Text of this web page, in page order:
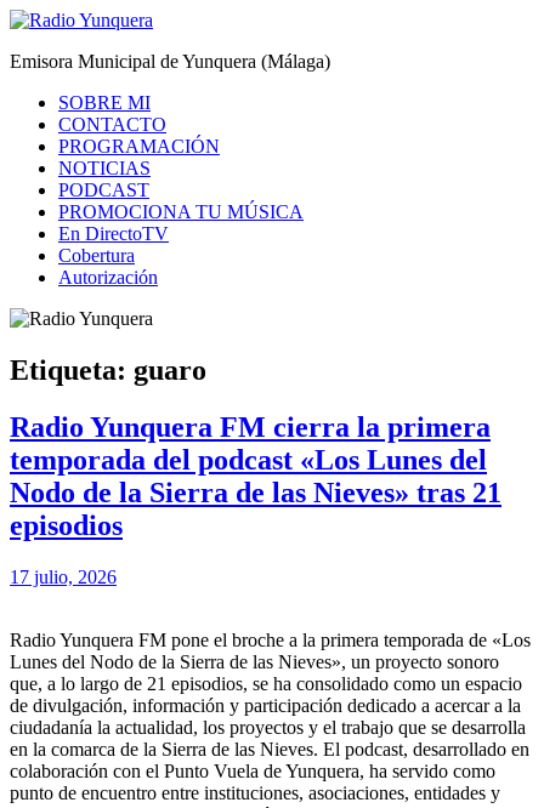
Saltar
contenido
Radio Yunquera
Emisora Municipal de Yunquera (Málaga)
SOBRE MI
CONTACTO
PROGRAMACIÓN
NOTICIAS
PODCAST
PROMOCIONA TU MÚSICA
En DirectoTV
Cobertura
Autorización
Etiqueta: guaro
Radio Yunquera FM cierra la primera
temporada del podcast «Los Lunes del
Nodo de la Sierra de las Nieves» tras 21
episodios
17 julio, 2026
Radio Yunquera FM pone el broche a la primera temporada de «Los
Lunes del Nodo de la Sierra de las Nieves», un proyecto sonoro
que, a lo largo de 21 episodios, se ha consolidado como un espacio
de divulgación, información y participación dedicado a acercar a la
ciudadanía la actualidad, los proyectos y el trabajo que se desarrolla
en la comarca de la Sierra de las Nieves. El podcast, desarrollado en
colaboración con el Punto Vuela de Yunquera, ha servido como
punto de encuentro entre instituciones, asociaciones, entidades y